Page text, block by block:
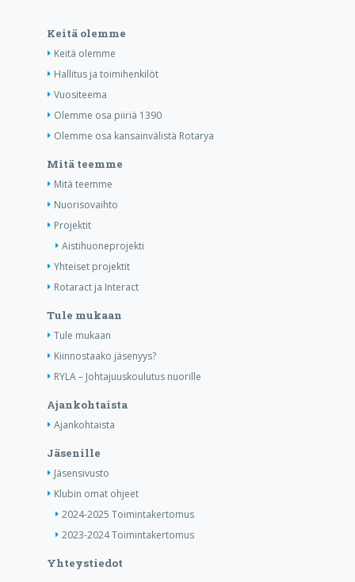
Keitä olemme
Keitä olemme
Hallitus ja toimihenkilöt
Vuositeema
Olemme osa piiriä 1390
Olemme osa kansainvälistä Rotarya
Mitä teemme
Mitä teemme
Nuorisovaihto
Projektit
Aistihuoneprojekti
Yhteiset projektit
Rotaract ja Interact
Tule mukaan
Tule mukaan
Kiinnostaako jäsenyys?
RYLA – Johtajuuskoulutus nuorille
Ajankohtaista
Ajankohtaista
Jäsenille
Jäsensivusto
Klubin omat ohjeet
2024-2025 Toimintakertomus
2023-2024 Toimintakertomus
Yhteystiedot